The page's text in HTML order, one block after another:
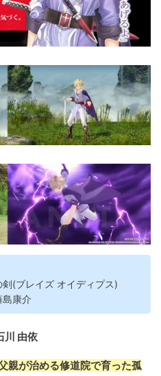
剣(ブレイズ オイディプス)
島康介
由依
親が治める修道院で育った孤